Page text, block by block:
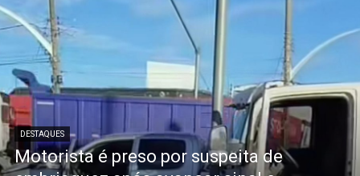
DESTAQUES
Motorista é preso por suspeita de